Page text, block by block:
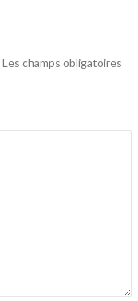
Les champs obligatoires